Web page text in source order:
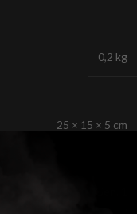
0,2 kg
25 × 15 × 5 cm